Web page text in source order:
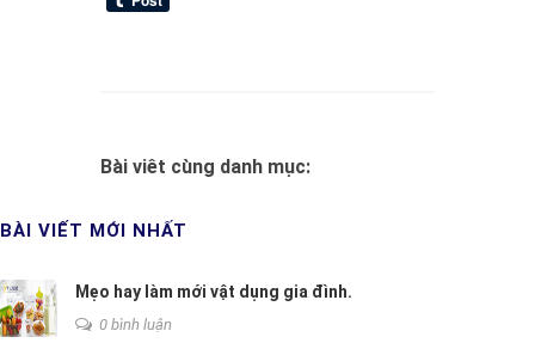
Bài viêt cùng danh mục:
BÀI VIẾT MỚI NHẤT
Mẹo hay làm mới vật dụng gia đình.
0 bình luận